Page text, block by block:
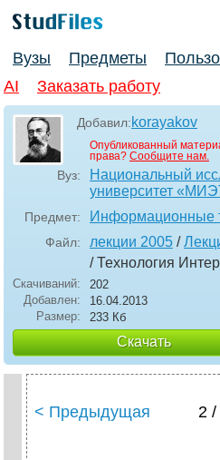
Вузы Предметы
AI
Заказать работу
Добавил:korayakov
Опубликованный
права? Сообщите нам.
Вуз:
Национальный
университет
Предмет: Информационные
Файл: лекции 2005 /
/ Технология
Скачиваний:
202
Добавлен:
16.04.2013
Размер:
233 Кб
Скачать
< Предыдущая 2 /